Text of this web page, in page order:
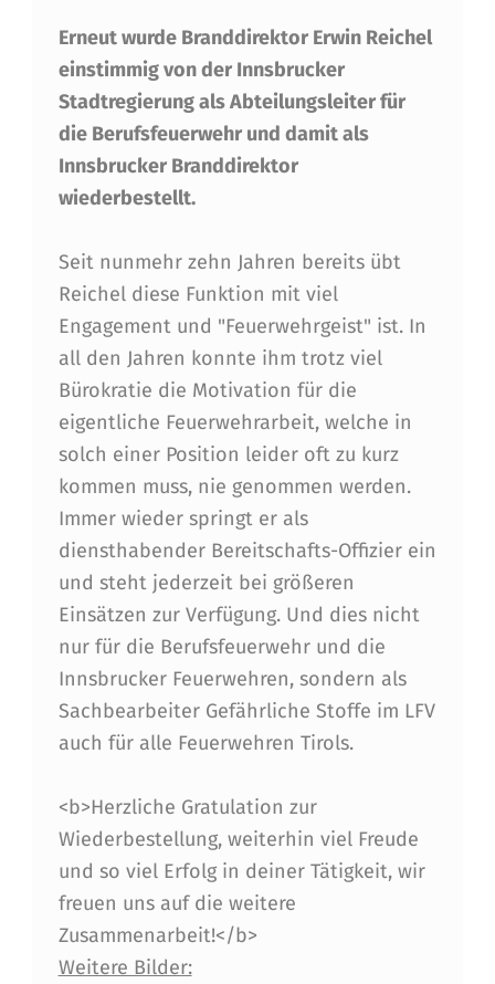
N
D
D
I
R
E
K
T
O
R
E
R
W
I
N
R
E
I
C
H
E
L
E
I
Erneut wurde Branddirektor Erwin Reichel
einstimmig von der Innsbrucker
Stadtregierung als Abteilungsleiter für
die Berufsfeuerwehr und damit als
Innsbrucker Branddirektor
wiederbestellt.
Seit nunmehr zehn Jahren bereits übt
Reichel diese Funktion mit viel
Engagement und "Feuerwehrgeist" ist. In
all den Jahren konnte ihm trotz viel
Bürokratie die Motivation für die
eigentliche Feuerwehrarbeit, welche in
solch einer Position leider oft zu kurz
kommen muss, nie genommen werden.
Immer wieder springt er als
diensthabender Bereitschafts-Offizier ein
und steht jederzeit bei größeren
Einsätzen zur Verfügung. Und dies nicht
nur für die Berufsfeuerwehr und die
Innsbrucker Feuerwehren, sondern als
Sachbearbeiter Gefährliche Stoffe im LFV
auch für alle Feuerwehren Tirols.
<b>Herzliche Gratulation zur
Wiederbestellung, weiterhin viel Freude
und so viel Erfolg in deiner Tätigkeit, wir
freuen uns auf die weitere
Zusammenarbeit!</b>
Weitere Bilder: